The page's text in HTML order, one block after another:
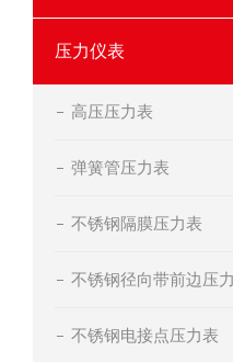
压力仪表
高压压力表
弹簧管压力表
不锈钢隔膜压力表
不锈钢径向带前边压
不锈钢电接点压力表